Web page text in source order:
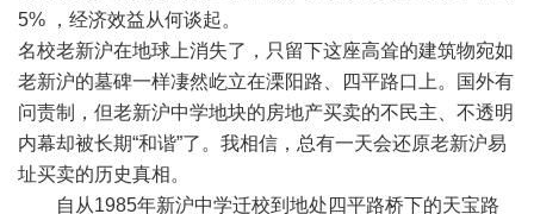
5% ，经济效益从何谈起。
名校老新沪在地球上消失了，只留下这座高耸的建筑物宛如
老新沪的墓碑一样凄然屹立在溧阳路、四平路口上。国外有
问责制，但老新沪中学地块的房地产买卖的不民主、不透明
内幕却被长期“和谐”了。我相信，总有一天会还原老新沪易
址买卖的历史真相。
自从1985年新沪中学迁校到地处四平路桥下的天宝路